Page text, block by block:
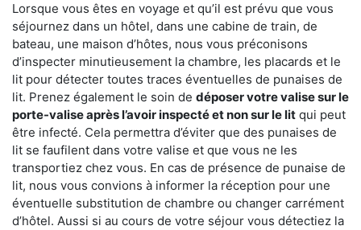
Lorsque vous êtes en voyage et qu’il est prévu que vous
séjournez dans un hôtel, dans une cabine de train, de
bateau, une maison d’hôtes, nous vous préconisons
d’inspecter minutieusement la chambre, les placards et le
lit pour détecter toutes traces éventuelles de punaises de
lit. Prenez également le soin de déposer votre valise sur le
porte-valise après l’avoir inspecté et non sur le lit qui peut
être infecté. Cela permettra d’éviter que des punaises de
lit se faufilent dans votre valise et que vous ne les
transportiez chez vous. En cas de présence de punaise de
lit, nous vous convions à informer la réception pour une
éventuelle substitution de chambre ou changer carrément
d’hôtel. Aussi si au cours de votre séjour vous détectiez la